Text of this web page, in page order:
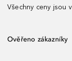
Všechny ceny jsou
Ověřeno zákazníky